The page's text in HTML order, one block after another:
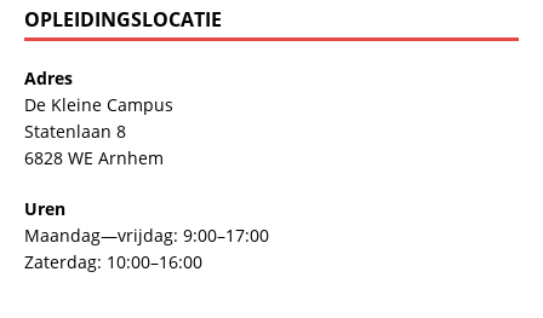
OPLEIDINGSLOCATIE
Adres
De Kleine Campus
Statenlaan 8
6828 WE Arnhem
Uren
Maandag—vrijdag: 9:00–17:00
Zaterdag: 10:00–16:00